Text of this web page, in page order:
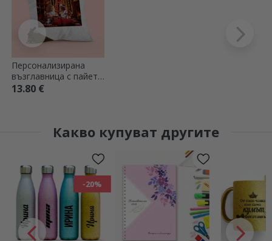
Персонализирана
възглавница с пайети
и снимка
13.80 €
Какво купуват другите